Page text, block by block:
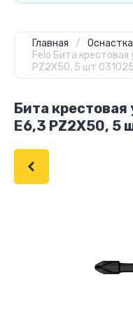
Главная / Оснастка
Felo Бита
PZ2X50, 5 шт
Бита
E6,3 PZ2X50, 5